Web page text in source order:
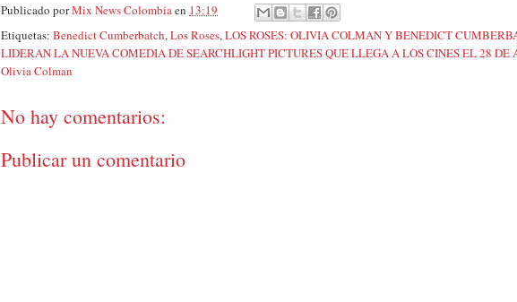
Publicado porMix News Colombiaen 13:19
Etiquetas: Benedict Cumberbatch,Los Roses,LOS ROSES: OLIVIA COLMAN Y BENEDICT
LIDERAN LA NUEVA COMEDIA DE SEARCHLIGHT PICTURES QUE LLEGA A LOS CINES EL 28 DE
Olivia Colman
No hay comentarios:
Publicar un comentario